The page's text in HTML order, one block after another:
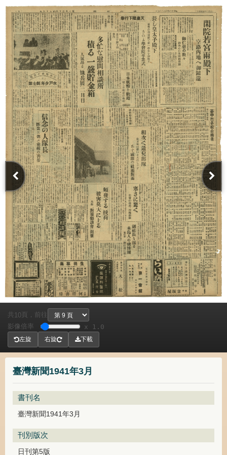
臺灣新聞1941年3月
書刊名
臺灣新聞1941年3月
刊別版次
日刊第5版
共 10頁， 前往
影像倍率
x 1.0
左旋 右旋 下載